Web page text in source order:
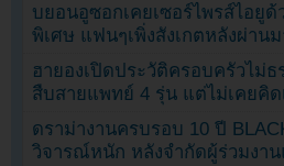
บยอนอูซอกเคยเซอร์ไพรส์ไอยูด้
พิเศษ แฟนๆเพิ่งสังเกตหลังผ่าน
ฮายองเปิดประวัติครอบครัวไม่ธ
สืบสายแพทย์ 4 รุ่น แต่ไม่เคยคิด
ดราม่างานครบรอบ 10 ปี
วิจารณ์หนัก หลังจำกัดผู้ร่วมงา